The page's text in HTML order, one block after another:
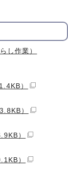
し作業）
）
）
）
）